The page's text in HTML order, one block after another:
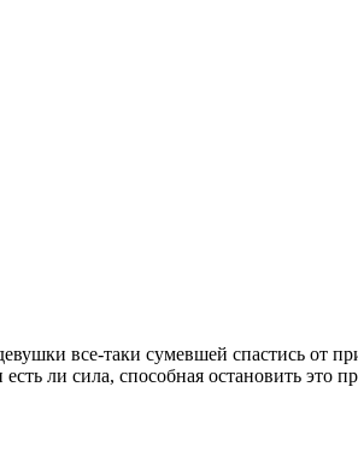
все-таки сумевшей спастись от
ли сила, способная остановить это